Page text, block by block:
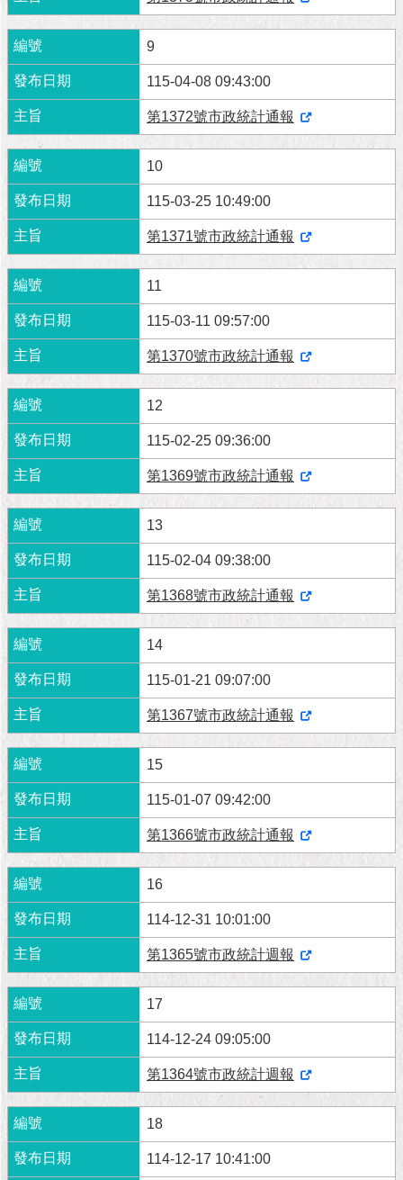
9
115-04-08 09:43:00
第1372號市政統計通報
10
115-03-25 10:49:00
第1371號市政統計通報
11
115-03-11 09:57:00
第1370號市政統計通報
12
115-02-25 09:36:00
第1369號市政統計通報
13
115-02-04 09:38:00
第1368號市政統計通報
14
115-01-21 09:07:00
第1367號市政統計通報
15
115-01-07 09:42:00
第1366號市政統計通報
16
114-12-31 10:01:00
第1365號市政統計週報
17
114-12-24 09:05:00
第1364號市政統計週報
18
114-12-17 10:41:00